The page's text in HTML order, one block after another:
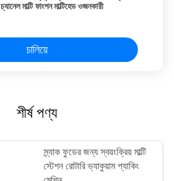
চ্যানেল মাল্টি ফাংশন মাল্টিহেড ওজনকারী
চালিয়ে
শীর্ষ পণ্য
স্ন্যাক ফুডের জন্য স্বয়ংক্রিয় মাল্টি
স্টেশন রোটারি ভ্যাকুয়াম প্যাকিং